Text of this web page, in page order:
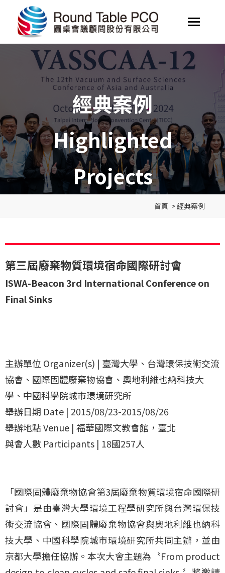
經典案例
Highlighted
Projects
首頁 >經典案例
第三屆廢棄物質環境宿命國際研討會
ISWA-Beacon 3rd International Conference on
Final Sinks
主辦單位 Organizer(s) | 臺灣大學、台灣環保技術交流
協會、國際固體廢棄物協會、奧地利維也納科技大
學、中國科學院城市環境研究所
舉辦日期 Date | 2015/08/23-2015/08/26
舉辦地點 Venue | 福華國際文教會館，臺北
與會人數 Participants | 18國257人
「國際固體廢棄物協會第3屆廢棄物質環境宿命國際研
討會」是由臺灣大學環境工程學研究所與台灣環保技
術交流協會、國際固體廢棄物協會與奧地利維也納科
技大學、中國科學院城市環境研究所共同主辦，並由
京都大學擔任協辦。本次大會主題為〝From product